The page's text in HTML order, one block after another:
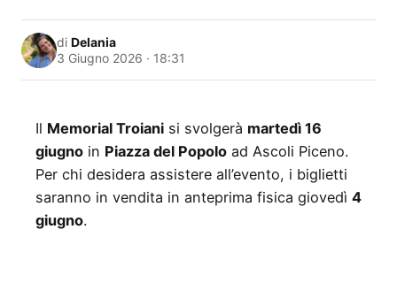
di Delania
3 Giugno 2026 · 18:31
Il Memorial Troiani si svolgerà martedì 16
giugno in Piazza del Popolo ad Ascoli Piceno.
Per chi desidera assistere all’evento, i biglietti
saranno in vendita in anteprima fisica giovedì 4
giugno.